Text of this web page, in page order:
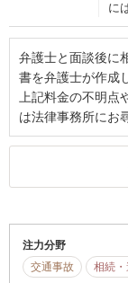
に
弁護士と面談後に
書を弁護士が作成
上記料金の不明
は法律事務所にお
注力分野
交通事故
相続